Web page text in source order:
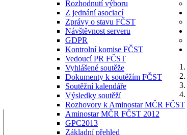
Rozhodnutí výboru
Z jednání asociací
Zprávy o stavu FČST
Návštěvnost serveru
GDPR
Kontrolní komise FČST
Vedoucí PR FČST
Vyhlášené soutěže
Dokumenty k soutěžím FČST
Soutěžní kalendáře
Výsledky soutěží
Rozhovory k Aminostar MČR FČST
Aminostar MČR FČST 2012
GPC2013
Základní přehled